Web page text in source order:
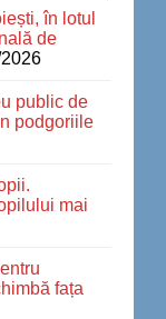
în lotul
de
public de
podgoriile
mai
fața